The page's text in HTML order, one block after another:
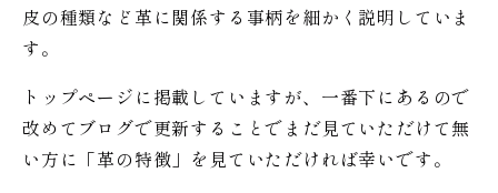
皮の種類など革に関係する事柄を細かく説明していま
す。
トップページに掲載していますが、一番下にあるので
改めてブログで更新することでまだ見ていただけて無
い方に「革の特徴」を見ていただければ幸いです。